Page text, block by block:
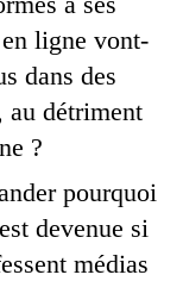
ligne vont-
dans des
au détriment
?
pourquoi
devenue si
médias